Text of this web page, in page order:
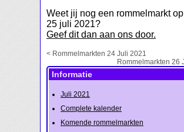
Weet jij nog een rommelmarkt
25 juli 2021?
Geef dit dan aan ons door.
< Rommelmarkten 24 Juli 2021
Rommelmarkten 26
Informatie
Juli 2021
Complete kalender
Komende rommelmarkten